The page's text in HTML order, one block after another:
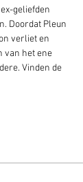
geliefden
Doordat Pleun
verliet en
van het ene
Vinden de